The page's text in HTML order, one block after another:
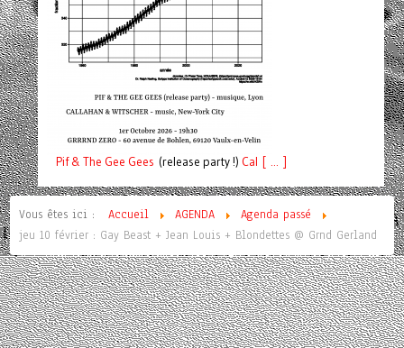
Pif& The Gee Gees (release party !) Cal [ ... ]
Vous êtes ici : Accueil AGENDA
Agenda passé
jeu 10 février : Gay Beast + Jean Louis + Blondettes @ Grnd Gerland